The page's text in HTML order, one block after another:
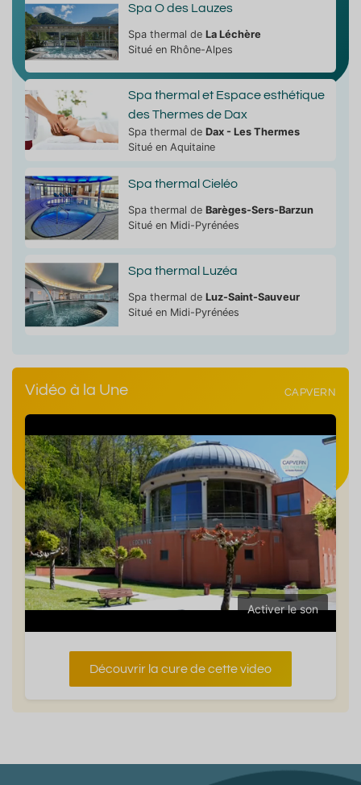
Spa O des Lauzes
Spa thermal de La Léchère
Situé en Rhône-Alpes
Spa thermal et Espace esthétique
des Thermes de Dax
Spa thermal de Dax - Les Thermes
Situé en Aquitaine
Spa thermal Cieléo
Spa thermal de Barèges-Sers-Barzun
Situé en Midi-Pyrénées
Spa thermal Luzéa
Spa thermal de Luz-Saint-Sauveur
Situé en Midi-Pyrénées
Vidéo à la Une CAPVERN
Activer le son
Découvrir la cure de cette video